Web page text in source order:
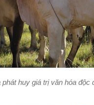
huy giá trị văn hóa độc